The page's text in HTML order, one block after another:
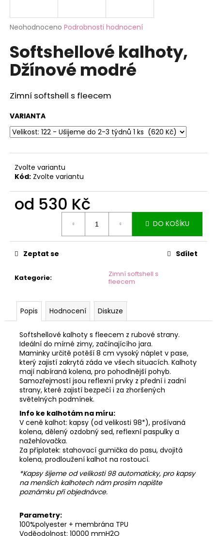
Průměrné
produktu
je
0,0
hvězdiček.
Neohodnoceno Podrobnosti hodnocení
Softshellové kalhoty,
Džínové modré
Zimní softshell s fleecem
VARIANTA
Zvolte variantu
Kód: Zvolte variantu
od 530 Kč
DO KOŠÍKU
Kategorie:
Zimní softshell s
fleecem
Zeptat se Sdílet
Popis Hodnocení Diskuze
Softshellové kalhoty s fleecem z rubové strany.
Ideální do mírné zimy, začínajícího jara.
Maminky určitě potěší 8 cm vysoký náplet v pase,
který zajistí zakrytá záda ve všech situacích. Kalhoty
mají nabíraná kolena, pro pohodlnější pohyb.
Samozřejmostí jsou reflexní prvky z přední i zadní
strany, které zajistí bezpečí i za zhoršených
světelných podmínek.
Info ke kalhotám na míru:
V ceně kalhot: kapsy (od velikosti 98*), prošívaná
kolena, dělený ozdobný sed, reflexní paspulky a
nažehlovačka.
Za příplatek: stahovací gumička do pasu, dvojitá
kolena, prodloužení kalhot na rostoucí.
*Kapsy šijeme od velikosti 98 automaticky, pro kapsy
na menších kalhotech nám prosím napište
poznámku při objednávce.
Parametry:
100%polyester + membrána TPU
Voděodolnost: 10000 mmH2O
j
t
?
D
o
p
u
j
e
e